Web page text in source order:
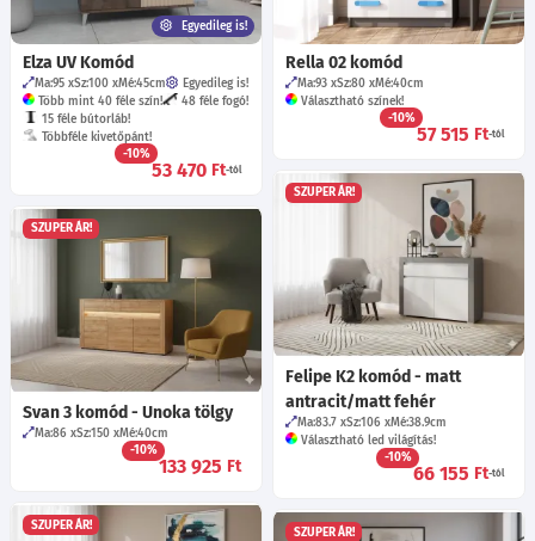
Egyedileg is!
Elza UV Komód
Ma:95 Sz:100 Mé:45cm
Egyedileg is!
Több mint 40 féle szín!
48 féle fogó!
15 féle bútorláb!
Többféle kivetőpánt!
-10%
53 470 Ft-tól
Rella 02 komód
Ma:93 Sz:80 Mé:40cm
Választható színek!
-10%
57 515 Ft-tól
SZUPER ÁR!
Felipe K2 komód - matt
antracit/matt fehér
Ma:83.7 Sz:106 Mé:38.9cm
Választható led világítás!
-10%
66 155 Ft-tól
SZUPER ÁR!
Svan 3 komód - Unoka tölgy
Ma:86 Sz:150 Mé:40cm
-10%
133 925 Ft
SZUPER ÁR! SZUPER ÁR!